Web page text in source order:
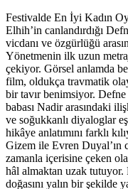
Festivalde En İyi Kadın
Elhih’in canlandırdığı
vicdanı ve özgürlüğü
Yönetmenin ilk uzun
çekiyor. Görsel anlamda
film, oldukça travmatik
bir tavır benimsiyor. Defne
babası Nadir arasındaki
ve soğukkanlı diyaloglar
hikâye anlatımını farklı
Gizem ile Evren Duyal’ın
zamanla içerisine çeken
hâl almaktan uzak
doğasını yalın bir şekilde